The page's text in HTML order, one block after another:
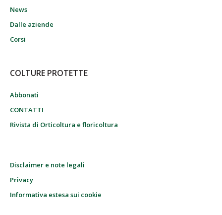
News
Dalle aziende
Corsi
COLTURE PROTETTE
Abbonati
CONTATTI
Rivista di Orticoltura e floricoltura
Disclaimer e note legali
Privacy
Informativa estesa sui cookie